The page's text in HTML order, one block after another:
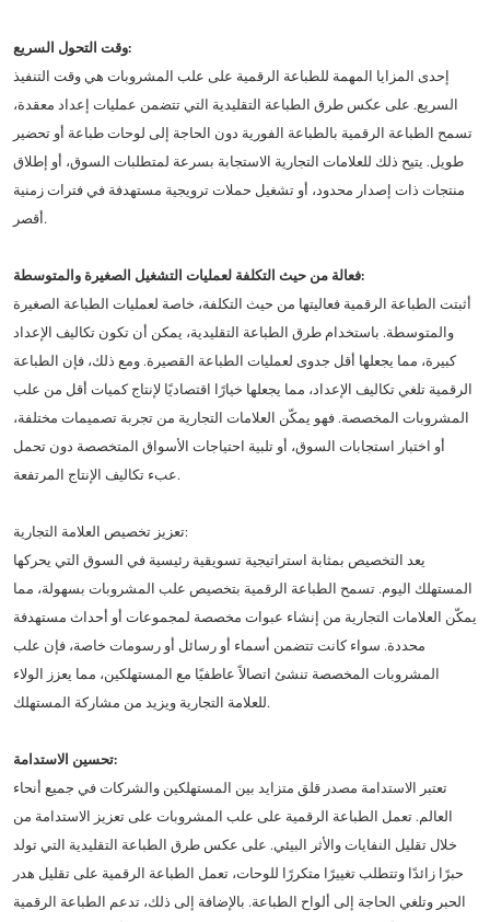
وقت التحول السريع:
إحدى المزايا المهمة للطباعة الرقمية على علب المشروبات هي وقت التنفيذ
السريع. على عكس طرق الطباعة التقليدية التي تتضمن عمليات إعداد معقدة،
تسمح الطباعة الرقمية بالطباعة الفورية دون الحاجة إلى لوحات طباعة أو تحضير
طويل. يتيح ذلك للعلامات التجارية الاستجابة بسرعة لمتطلبات السوق، أو إطلاق
منتجات ذات إصدار محدود، أو تشغيل حملات ترويجية مستهدفة في فترات زمنية
أقصر.
فعالة من حيث التكلفة لعمليات التشغيل الصغيرة والمتوسطة:
أثبتت الطباعة الرقمية فعاليتها من حيث التكلفة، خاصة لعمليات الطباعة الصغيرة
والمتوسطة. باستخدام طرق الطباعة التقليدية، يمكن أن تكون تكاليف الإعداد
كبيرة، مما يجعلها أقل جدوى لعمليات الطباعة القصيرة. ومع ذلك، فإن الطباعة
الرقمية تلغي تكاليف الإعداد، مما يجعلها خيارًا اقتصاديًا لإنتاج كميات أقل من علب
المشروبات المخصصة. فهو يمكّن العلامات التجارية من تجربة تصميمات مختلفة،
أو اختبار استجابات السوق، أو تلبية احتياجات الأسواق المتخصصة دون تحمل
عبء تكاليف الإنتاج المرتفعة.
تعزيز تخصيص العلامة التجارية:
يعد التخصيص بمثابة استراتيجية تسويقية رئيسية في السوق التي يحركها
المستهلك اليوم. تسمح الطباعة الرقمية بتخصيص علب المشروبات بسهولة، مما
يمكّن العلامات التجارية من إنشاء عبوات مخصصة لمجموعات أو أحداث مستهدفة
محددة. سواء كانت تتضمن أسماء أو رسائل أو رسومات خاصة، فإن علب
المشروبات المخصصة تنشئ اتصالاً عاطفيًا مع المستهلكين، مما يعزز الولاء
للعلامة التجارية ويزيد من مشاركة المستهلك.
تحسين الاستدامة:
تعتبر الاستدامة مصدر قلق متزايد بين المستهلكين والشركات في جميع أنحاء
العالم. تعمل الطباعة الرقمية على علب المشروبات على تعزيز الاستدامة من
خلال تقليل النفايات والأثر البيئي. على عكس طرق الطباعة التقليدية التي تولد
حبرًا زائدًا وتتطلب تغييرًا متكررًا للوحات، تعمل الطباعة الرقمية على تقليل هدر
الحبر وتلغي الحاجة إلى ألواح الطباعة. بالإضافة إلى ذلك، تدعم الطباعة الرقمية